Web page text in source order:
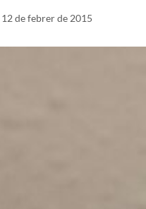
12 de febrer de 2015